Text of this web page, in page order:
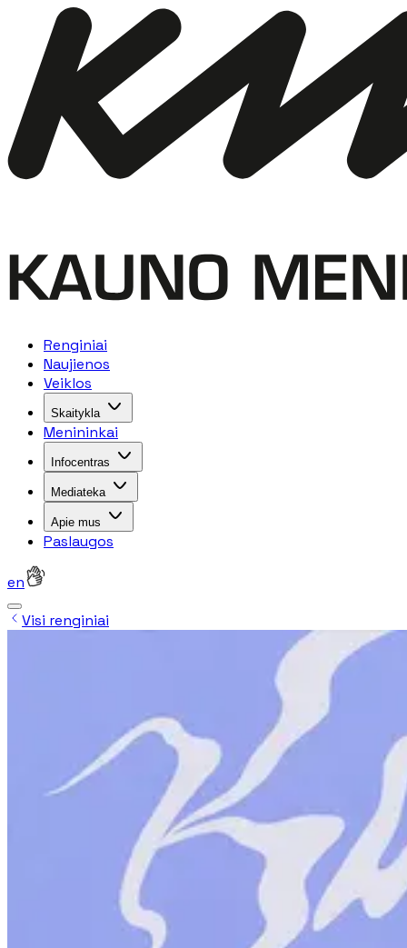
Renginiai
Naujienos
Veiklos
Skaitykla
Menininkai
Infocentras
Mediateka
Apie mus
Paslaugos
en
Visi renginiai